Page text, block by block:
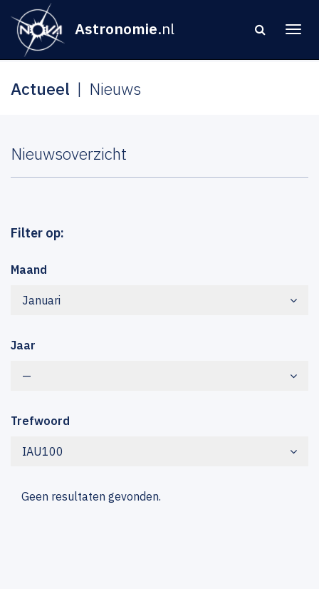
Astronomie.nl
Actueel Nieuws
Nieuwsoverzicht
Filter op:
Maand
Januari
Jaar
—
Trefwoord
IAU100
Geen resultaten gevonden.